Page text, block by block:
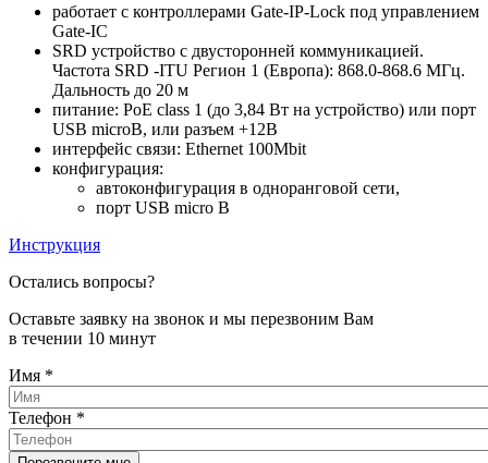
работает с контроллерами Gate-IP-Lock под управлением
Gate-IC
SRD устройство с двусторонней коммуникацией.
Частота SRD -ITU Регион 1 (Европа): 868.0-868.6 МГц.
Дальность до 20 м
питание: PoE class 1 (до 3,84 Вт на устройство) или порт
USB microB, или разъем +12В
интерфейс связи: Ethernet 100Mbit
конфигурация:
автоконфигурация в одноранговой сети,
порт USB micro B
Инструкция
Остались вопросы?
Оставьте заявку на звонок и мы перезвоним Вам
в течении 10 минут
Имя *
Телефон *